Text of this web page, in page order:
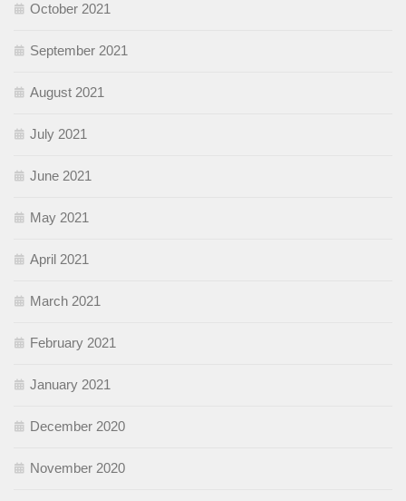
October 2021
September 2021
August 2021
July 2021
June 2021
May 2021
April 2021
March 2021
February 2021
January 2021
December 2020
November 2020